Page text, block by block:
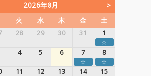
2026年8月
火 水 木 金
土
28 29 30 31 1
☆
4 5 6 7 8
☆ ☆
11 12 13 14 15